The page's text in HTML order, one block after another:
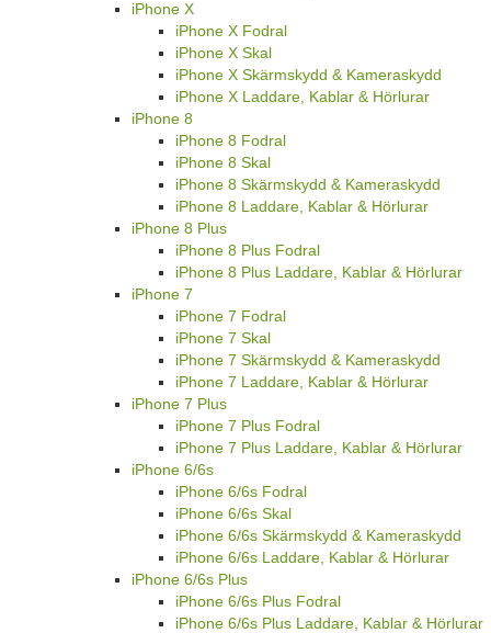
iPhone X
iPhone X Fodral
iPhone X Skal
iPhone X Skärmskydd & Kameraskydd
iPhone X Laddare, Kablar & Hörlurar
iPhone 8
iPhone 8 Fodral
iPhone 8 Skal
iPhone 8 Skärmskydd & Kameraskydd
iPhone 8 Laddare, Kablar & Hörlurar
iPhone 8 Plus
iPhone 8 Plus Fodral
iPhone 8 Plus Laddare, Kablar & Hörlurar
iPhone 7
iPhone 7 Fodral
iPhone 7 Skal
iPhone 7 Skärmskydd & Kameraskydd
iPhone 7 Laddare, Kablar & Hörlurar
iPhone 7 Plus
iPhone 7 Plus Fodral
iPhone 7 Plus Laddare, Kablar & Hörlurar
iPhone 6/6s
iPhone 6/6s Fodral
iPhone 6/6s Skal
iPhone 6/6s Skärmskydd & Kameraskydd
iPhone 6/6s Laddare, Kablar & Hörlurar
iPhone 6/6s Plus
iPhone 6/6s Plus Fodral
iPhone 6/6s Plus Laddare, Kablar & Hörlurar